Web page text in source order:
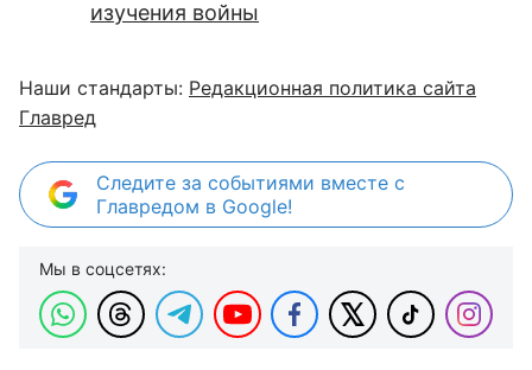
изучения войны
Наши стандарты: Редакционная политика сайта
Главред
Следите за событиями вместе с
Главредом в Google!
Мы в соцсетях: